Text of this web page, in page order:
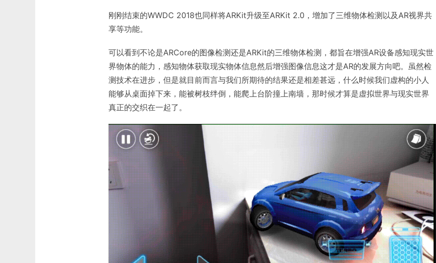
刚刚结束的WWDC 2018也同样将ARKit升级至ARKit 2.0，增加了三维物体检测以及AR视界共
享等功能。
可以看到不论是ARCore的图像检测还是ARKit的三维物体检测，都旨在增强AR设备感知现实世
界物体的能力，感知物体获取现实物体信息然后增强图像信息这才是AR的发展方向吧。虽然检
测技术在进步，但是就目前而言与我们所期待的结果还是相差甚远，什么时候我们虚构的小人
能够从桌面掉下来，能被树枝绊倒，能爬上台阶撞上南墙，那时候才算是虚拟世界与现实世界
真正的交织在一起了。